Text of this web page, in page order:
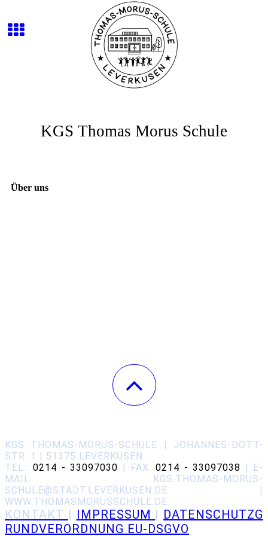
KGS Thomas Morus Schule
Über uns
KGS THOMAS-MORUS-SCHULE | JOHANNES-DOTT-
STR. 1 | 51375 LEVERKUSEN
TEL.:0214 - 33097030 | FAX:0214 - 33097038 | E-
MAIL: KGS.THOMAS-MORUS-
SCHULE@STADT.LEVERKUSEN.DE |
WWW.THOMASMORUSSCHULE.DE
KONTAKT | IMPRESSUM | DATENSCHUTZG
RUNDVERORDNUNG EU-DSGVO